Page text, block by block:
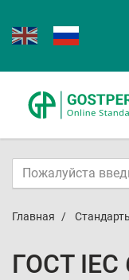
Главная
ГОСТ IEC